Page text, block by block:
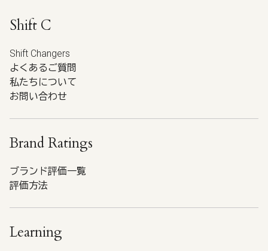
Shift C
Shift Changers
よくあるご質問
私たちについて
お問い合わせ
Brand Ratings
ブランド評価一覧
評価方法
Learning